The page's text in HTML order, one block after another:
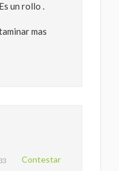
un rollo .
mas
Contestar